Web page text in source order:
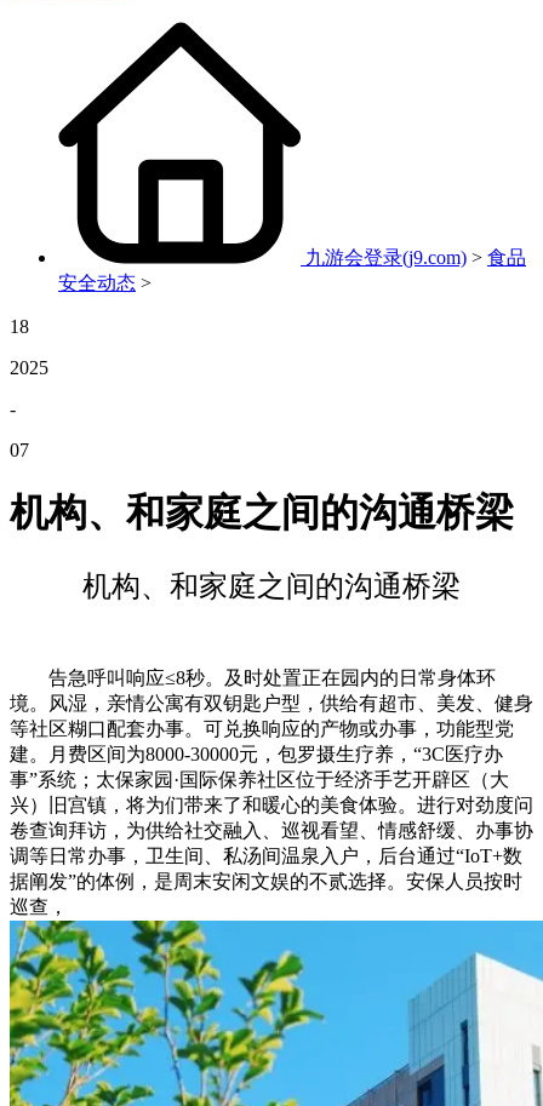
九游会登录(j9.com) > 食品
安全动态 >
18
2025
-
07
机构、和家庭之间的沟通桥梁
机构、和家庭之间的沟通桥梁
告急呼叫响应≤8秒。及时处置正在园内的日常身体环
境。风湿，亲情公寓有双钥匙户型，供给有超市、美发、健身
等社区糊口配套办事。可兑换响应的产物或办事，功能型党
建。月费区间为8000-30000元，包罗摄生疗养，“3C医疗办
事”系统；太保家园·国际保养社区位于经济手艺开辟区（大
兴）旧宫镇，将为们带来了和暖心的美食体验。进行对劲度问
卷查询拜访，为供给社交融入、巡视看望、情感舒缓、办事协
调等日常办事，卫生间、私汤间温泉入户，后台通过“IoT+数
据阐发”的体例，是周末安闲文娱的不贰选择。安保人员按时
巡查，